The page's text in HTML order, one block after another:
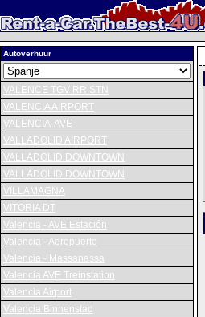
Autoverhuur
VALENCE TGV RR STN
VALENCIA AIRPORT
VALENCIA-AVE
VALLADOLID AIRPORT
VALLADOLID DOWNTOWN
VALLADOLID DOWNTOWN
VILLAMAGNA
VITORIA DT
Valencia - AVE Estación
Valencia - Aeropuerto
Valencia - Massanassa
Valencia AVE Treinstation
Valencia Airport
Valencia Binnenstad